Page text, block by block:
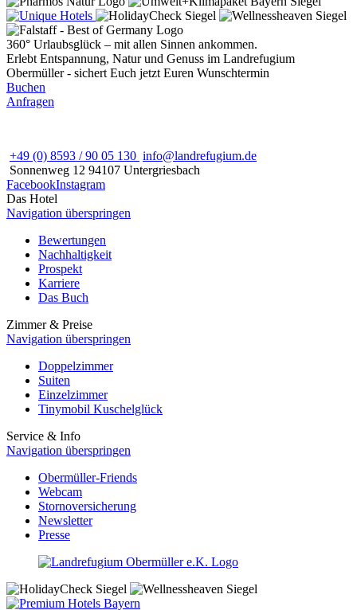
360° Urlaubsglück – mit allen Sinnen ankommen.
Erlebt Entspannung, Natur und Genuss im Landrefugium
Obermüller - sichert Euch jetzt Euren Wunschtermin
Buchen
Anfragen
+49 (0) 8593 / 90 05 130 info@landrefugium.de
Sonnenweg 12 94107 Untergriesbach
FacebookInstagram
Das Hotel
Navigation überspringen
Bewertungen
Nachhaltigkeit
Prospekt
Karriere
Das Buch
Zimmer & Preise
Navigation überspringen
Doppelzimmer
Suiten
Einzelzimmer
Tinymobil Kuschelglück
Service & Info
Navigation überspringen
Obermüller-Friends
Webcam
Stornoversicherung
Newsletter
Presse